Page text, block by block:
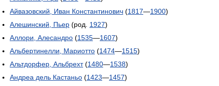
Айвазовский, Иван Константинович (1817—1900)
Алешинский, Пьер (род. 1927)
Аллори, Алесандро (1535—1607)
Альбертинелли, Мариотто (1474—1515)
Альтдорфер, Альбрехт(1480—1538)
Андреа дель Кастаньо (1423—1457)